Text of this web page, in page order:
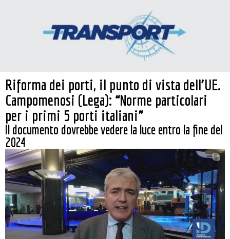
Riforma dei porti, il punto di vista dell’UE.
Campomenosi (Lega): “Norme particolari
per i primi 5 porti italiani”
Il documento dovrebbe vedere la luce entro la fine del
2024